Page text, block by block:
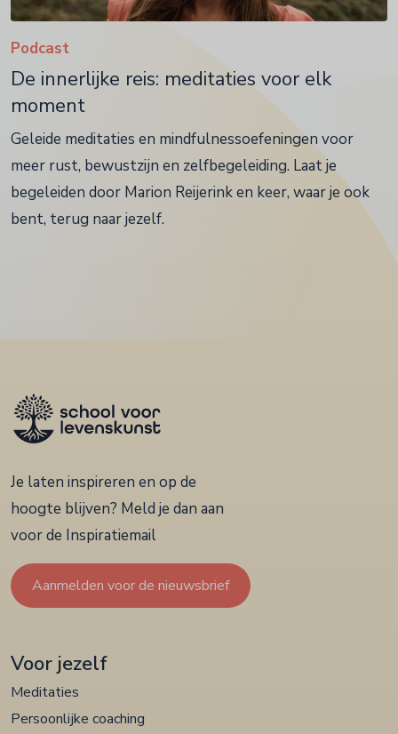
Podcast
De innerlijke reis: meditaties voor elk
moment
Geleide meditaties en mindfulnessoefeningen voor
meer rust, bewustzijn en zelfbegeleiding. Laat je
begeleiden door Marion Reijerink en keer, waar je ook
bent, terug naar jezelf.
Je laten inspireren en op de
hoogte blijven? Meld je dan aan
voor de Inspiratiemail
Aanmelden voor de nieuwsbrief
Voor jezelf
Meditaties
Persoonlijke coaching